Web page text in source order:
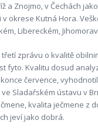
a Znojmo, v Čechách
v okrese Kutná Hora.
Libereckém,
zprávu o kvalitě
fyto. Kvalitu dosud
července,
Sladařském ústavu v
kvalita ječmene z
jeví jako dobrá.